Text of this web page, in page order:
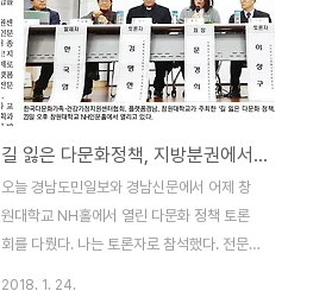
가진 남자들이 많은데, 하물며 여성도 가부장
적 성향을 많이 보인다. 특히 시어머니가 되
고서부터. 이미 어른이 되어서 일가를 이룬
상태에서 가부장적 가정의 분위기를 바꾼다
는 것은 쉬운 일이 아니다. 나도 아버지 교육
을 몇 번 받아봤지만 그 약발은 그리 오래가
지 않는다. 체화되지 않았다는 얘기다. 가정
에서의 평등 의식을 제대로 익혀 건강한 가정
을 꾸리려면 청소년 시기에 제대로..
길 잃은 다문화정책, 지방분권에서 길을 찾을 수 있을까
오늘 경남도민일보와 경남신문에서 어제 창
원대학교 NH홀에서 열린 다문화 정책 토론
회를 다뤘다. 나는 토론자로 참석했다. 전문
2018. 1. 24.